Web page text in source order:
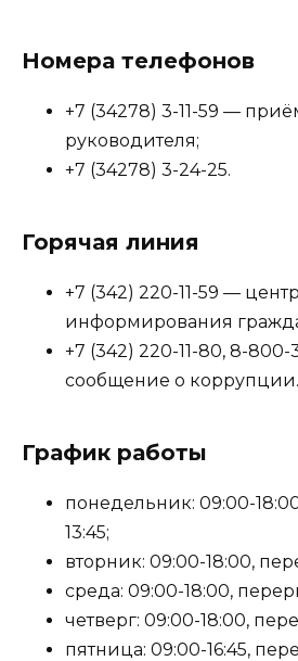
Номера телефонов
+7 (34278) 3-11-59 —
руководителя;
+7 (34278) 3-24-25.
Горячая линия
+7 (342) 220-11-59 — центр
информирования
+7 (342) 220-11-80, 8-
сообщение о коррупции.
График работы
понедельник: 09:00-
13:45;
вторник: 09:00-18:00,
среда: 09:00-18:00,
четверг: 09:00-18:00,
пятница: 09:00-16:45,